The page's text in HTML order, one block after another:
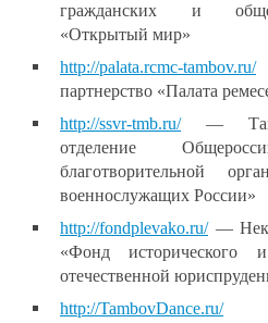
гражданских и
«Открытый мир»
http://palata.rcmc-tambov.ru/
партнерство «Палата
http://ssvr-tmb.ru/—
отделение
благотворительной
военнослужащих России»
http://fondplevako.ru/—
«Фонд исторического
отечественной
http://TambovDance.ru/—